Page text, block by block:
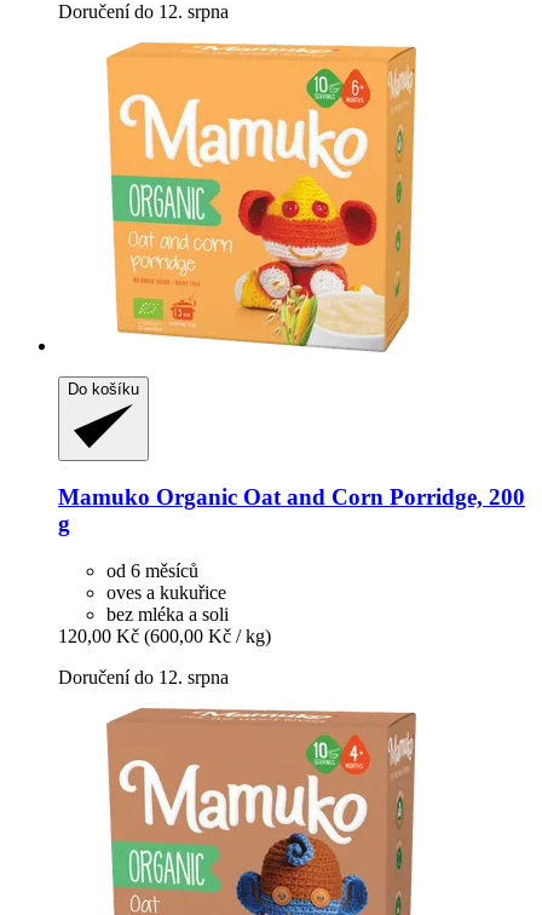
Doručení do 12. srpna
Do košíku
Mamuko Organic Oat and Corn Porridge, 200
g
od 6 měsíců
oves a kukuřice
bez mléka a soli
120,00 Kč (600,00 Kč / kg)
Doručení do 12. srpna